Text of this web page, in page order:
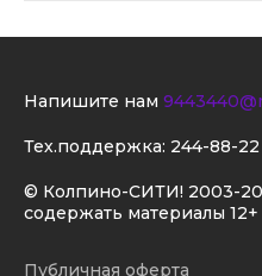
© Колпино-СИТИ! 2003-
содержать материалы 12+
Публичная оферта
Напишите нам
Тех.поддержка: 244-88-22